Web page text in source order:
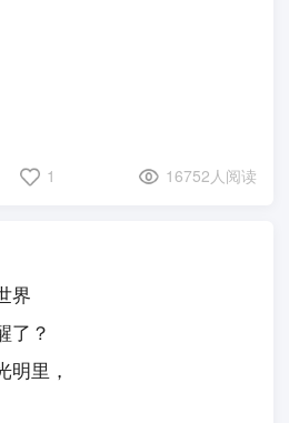
1 16752人阅读
界
了？
明里，